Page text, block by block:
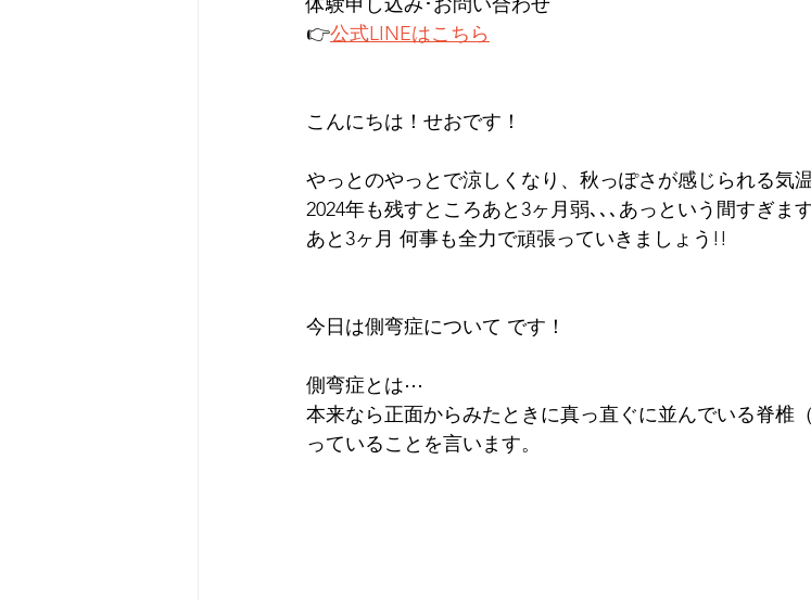
👉公式LINEはこちら
こんにちは！せおです！
やっとのやっとで涼しくなり、秋っぽさが感じられる気
2024年も残すところあと3ヶ月弱､､､あっという間すぎま
あと3ヶ月 何事も全力で頑張っていきましょう!!
今日は側弯症について です！
側弯症とは⋯
本来なら正面からみたときに真っ直ぐに並んでいる脊椎
っていることを言います。